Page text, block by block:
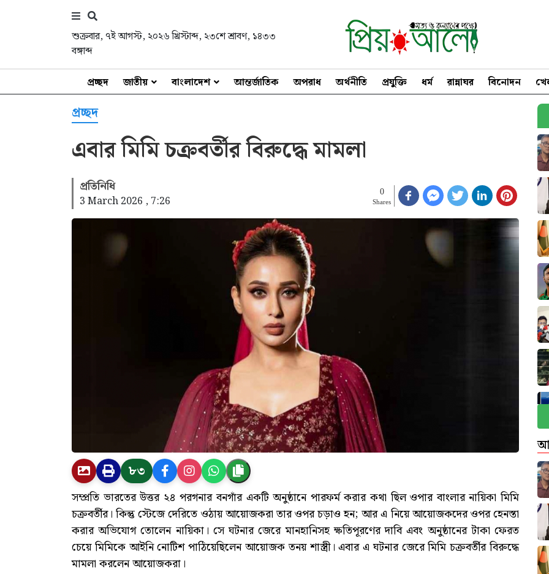
শুক্রবার, ৭ই আগস্ট, ২০২৬ খ্রিস্টাব্দ, ২৩শে শ্রাবণ, ১৪৩৩
বঙ্গাব্দ
প্রচ্ছদ জাতীয় বাংলাদেশ আন্তর্জাতিক অপরাধ অর্থনীতি প্রযুক্তি ধর্ম রান্নাঘর বিনোদন
প্রচ্ছদ
এবার মিমি চক্রবর্তীর বিরুদ্ধে মামলা
প্রতিনিধি
3 March 2026 , 7:26
0
Shares
৮৩
সম্প্রতি ভারতের উত্তর ২৪ পরগনার বনগাঁর একটি অনুষ্ঠানে পারফর্ম করার কথা ছিল ওপার বাংলার নায়িকা মিমি
চক্রবর্তীর। কিন্তু স্টেজে দেরিতে ওঠায় আয়োজকরা তার ওপর চড়াও হন; আর এ নিয়ে আয়োজকদের ওপর হেনস্তা
করার অভিযোগ তোলেন নায়িকা। সে ঘটনার জেরে মানহানিসহ ক্ষতিপূরণের দাবি এবং অনুষ্ঠানের টাকা ফেরত
চেয়ে মিমিকে আইনি নোটিশ পাঠিয়েছিলেন আয়োজক তনয় শাস্ত্রী। এবার এ ঘটনার জেরে মিমি চক্রবর্তীর বিরুদ্ধে
মামলা করলেন আয়োজকরা।